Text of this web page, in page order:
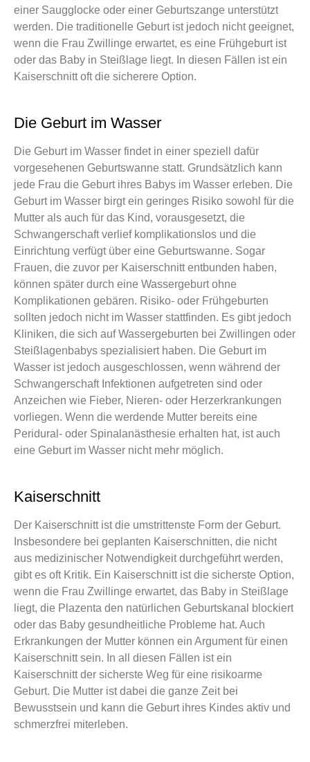
einer Saugglocke oder einer Geburtszange unterstützt
werden. Die traditionelle Geburt ist jedoch nicht geeignet,
wenn die Frau Zwillinge erwartet, es eine Frühgeburt ist
oder das Baby in Steißlage liegt. In diesen Fällen ist ein
Kaiserschnitt oft die sicherere Option.
Die Geburt im Wasser
Die Geburt im Wasser findet in einer speziell dafür
vorgesehenen Geburtswanne statt. Grundsätzlich kann
jede Frau die Geburt ihres Babys im Wasser erleben. Die
Geburt im Wasser birgt ein geringes Risiko sowohl für die
Mutter als auch für das Kind, vorausgesetzt, die
Schwangerschaft verlief komplikationslos und die
Einrichtung verfügt über eine Geburtswanne. Sogar
Frauen, die zuvor per Kaiserschnitt entbunden haben,
können später durch eine Wassergeburt ohne
Komplikationen gebären. Risiko- oder Frühgeburten
sollten jedoch nicht im Wasser stattfinden. Es gibt jedoch
Kliniken, die sich auf Wassergeburten bei Zwillingen oder
Steißlagenbabys spezialisiert haben. Die Geburt im
Wasser ist jedoch ausgeschlossen, wenn während der
Schwangerschaft Infektionen aufgetreten sind oder
Anzeichen wie Fieber, Nieren- oder Herzerkrankungen
vorliegen. Wenn die werdende Mutter bereits eine
Peridural- oder Spinalanästhesie erhalten hat, ist auch
eine Geburt im Wasser nicht mehr möglich.
Kaiserschnitt
Der Kaiserschnitt ist die umstrittenste Form der Geburt.
Insbesondere bei geplanten Kaiserschnitten, die nicht
aus medizinischer Notwendigkeit durchgeführt werden,
gibt es oft Kritik. Ein Kaiserschnitt ist die sicherste Option,
wenn die Frau Zwillinge erwartet, das Baby in Steißlage
liegt, die Plazenta den natürlichen Geburtskanal blockiert
oder das Baby gesundheitliche Probleme hat. Auch
Erkrankungen der Mutter können ein Argument für einen
Kaiserschnitt sein. In all diesen Fällen ist ein
Kaiserschnitt der sicherste Weg für eine risikoarme
Geburt. Die Mutter ist dabei die ganze Zeit bei
Bewusstsein und kann die Geburt ihres Kindes aktiv und
schmerzfrei miterleben.